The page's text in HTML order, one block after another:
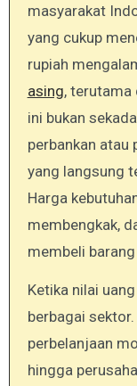
masyarakat
yang cukup
rupiah
asing, terutama
ini bukan
perbankan atau
yang langsung
Harga
membengkak,
membeli
Ketika nilai
berbagai
perbelanjaan
hingga